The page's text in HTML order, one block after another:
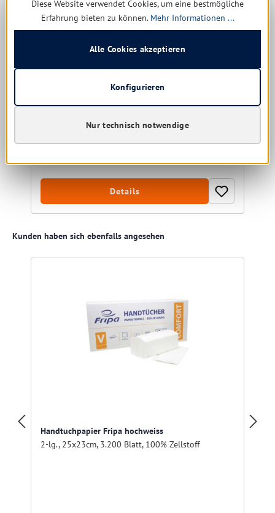
Tork PeakServe Endlos-Handtücher H5-System, 1-
lagig, weiß
Papierhandtücher
noch 45 verfügbar, Lieferzeit: 1-5 Tage
52,12 € *
Details
Produktgalerie überspringen
Kunden haben sich ebenfalls angesehen
Handtuchpapier Fripa hochweiss
2-lg., 25x23cm, 3.200 Blatt, 100% Zellstoff
Diese Website verwendet Cookies, um eine bestmögliche
Erfahrung bieten zu können. Mehr Informationen ...
Nur technisch notwendige
Konfigurieren
Alle Cookies akzeptieren